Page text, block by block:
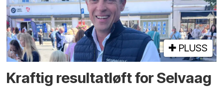
PLUSS
Kraftig resultatløft for Selvaag